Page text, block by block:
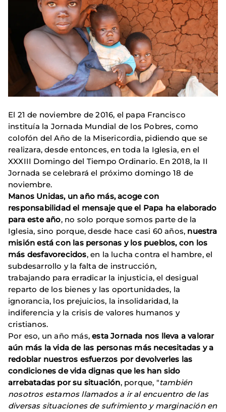
El 21 de noviembre de 2016, el papa Francisco
instituía la Jornada Mundial de los Pobres, como
colofón del Año de la Misericordia, pidiendo que se
realizara, desde entonces, en toda la Iglesia, en el
XXXIII Domingo del Tiempo Ordinario. En 2018, la II
Jornada se celebrará el próximo domingo 18 de
noviembre.
Manos Unidas, un año más, acoge con
responsabilidad el mensaje que el Papa ha elaborado
para este año, no solo porque somos parte de la
Iglesia, sino porque, desde hace casi 60 años, nuestra
misión está con las personas y los pueblos, con los
más desfavorecidos, en la lucha contra el hambre, el
subdesarrollo y la falta de instrucción,
trabajando para erradicar la injusticia, el desigual
reparto de los bienes y las oportunidades, la
ignorancia, los prejuicios, la insolidaridad, la
indiferencia y la crisis de valores humanos y
cristianos.
Por eso, un año más,esta Jornada nos lleva a valorar
aún más la vida de las personas más necesitadas y a
redoblar nuestros esfuerzos por devolverles las
condiciones de vida dignas que les han sido
arrebatadas por su situación, porque, "también
nosotros estamos llamados a ir al encuentro de las
diversas situaciones de sufrimiento y marginación en